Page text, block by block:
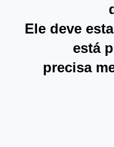
Ele deve
está
precisa